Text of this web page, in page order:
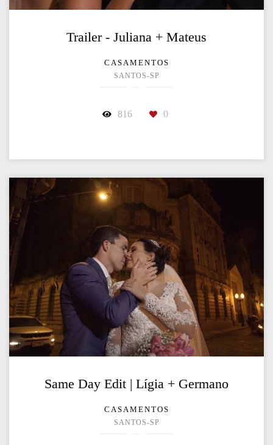
Trailer - Juliana + Mateus
CASAMENTOS
SANTOS-SP
816 0
Same Day Edit | Lígia + Germano
CASAMENTOS
SANTOS-SP